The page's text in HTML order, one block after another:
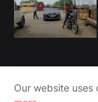
Home
Our website uses